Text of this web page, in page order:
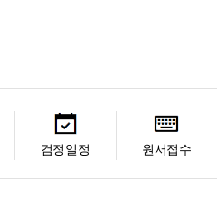
검정일정 원서접수